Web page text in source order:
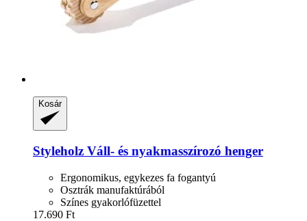
Kosár
Styleholz Váll-​ és nyakmasszírozó henger
Ergonomikus, egykezes fa fogantyú
Osztrák manufaktúrából
Színes gyakorlófüzettel
17.690 Ft